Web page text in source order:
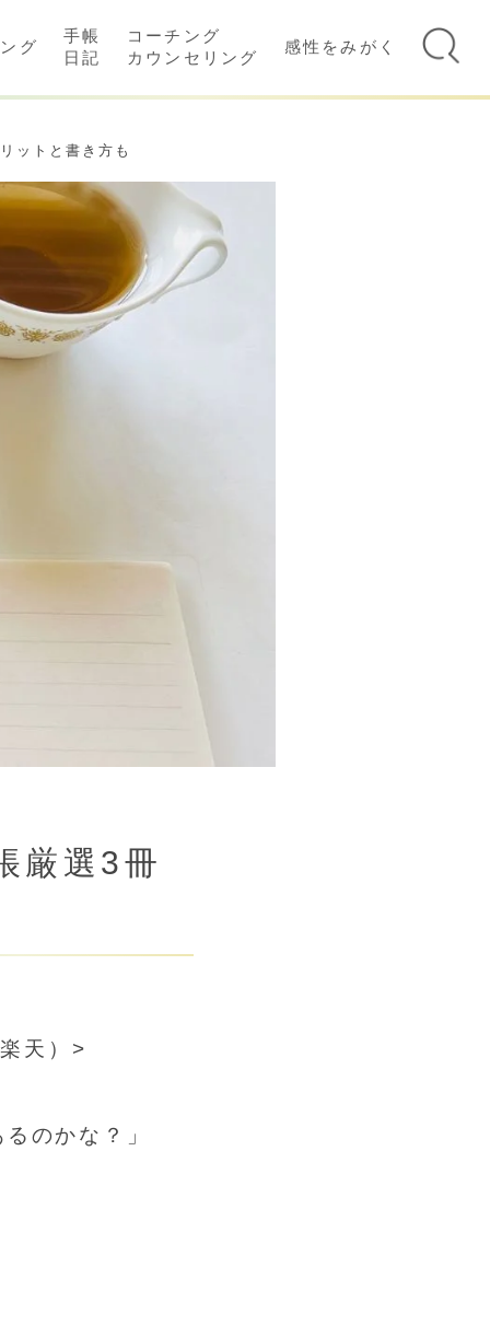
グ
手帳
日記
コーチング
カウンセリング
感性をみがく
ットと書き方も
厳選3冊
天） >
のかな？」